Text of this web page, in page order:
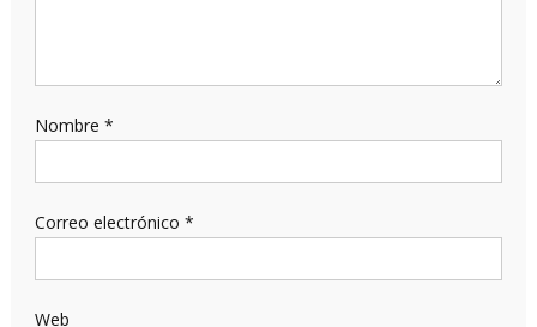
Nombre *
Correo electrónico *
Web